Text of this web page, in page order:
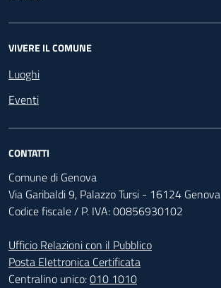
VIVERE IL COMUNE
Luoghi
Eventi
CONTATTI
Comune di Genova
Via Garibaldi 9, Palazzo Tursi - 16124 Genova
Codice fiscale / P. IVA: 00856930102
Ufficio Relazioni con il Pubblico
Posta Elettronica Certificata
Centralino unico:010 1010